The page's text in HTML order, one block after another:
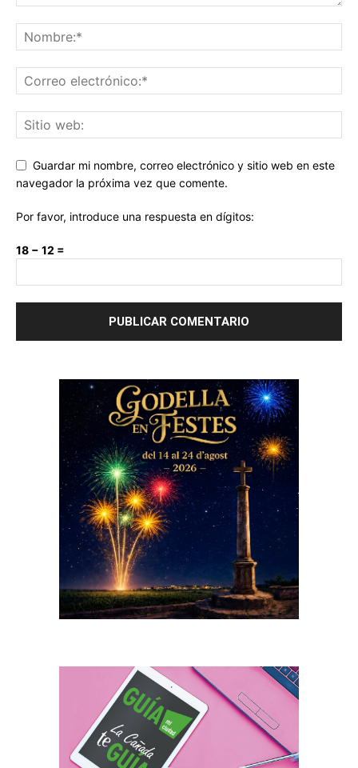
Guardar mi nombre, correo electrónico y sitio web en este
navegador la próxima vez que comente.
Por favor, introduce una respuesta en dígitos:
18 − 12 =